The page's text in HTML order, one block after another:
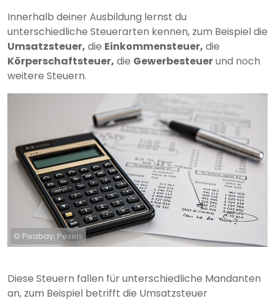
Innerhalb deiner Ausbildung lernst du
unterschiedliche Steuerarten kennen, zum Beispiel die
Umsatzsteuer, die Einkommensteuer, die
Körperschaftsteuer, die Gewerbesteuerund noch
weitere Steuern.
© Pixabay; Pexels
Diese Steuern fallen für unterschiedliche Mandanten
an, zum Beispiel betrifft die Umsatzsteuer